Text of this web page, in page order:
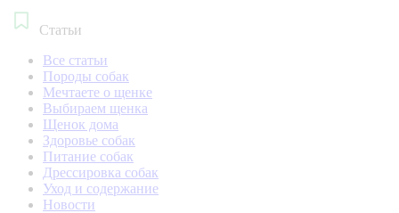
Статьи
Все статьи
Породы собак
Мечтаете о щенке
Выбираем щенка
Щенок дома
Здоровье собак
Питание собак
Дрессировка собак
Уход и содержание
Новости